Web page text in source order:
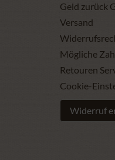
Geld zurück
Versand
Mögliche
Retouren
Cookie-
Widerruf